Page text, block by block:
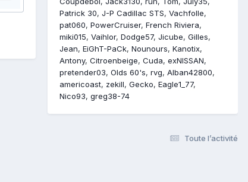
Patrick 30 J-P Cadillac STS Vachfolle
pat060 PowerCruiser French Riviera
miki015 Vaihlor Dodge57 Jicube Gilles
Jean EiGhT-PaCk Nounours Kanotix
Antony Citroenbeige Cuda exNISSAN
pretender03 Olds 60's rvg Alban42800
americoast zekill Gecko Eagle1_77
Nico93 greg38-74
Toute l’activité